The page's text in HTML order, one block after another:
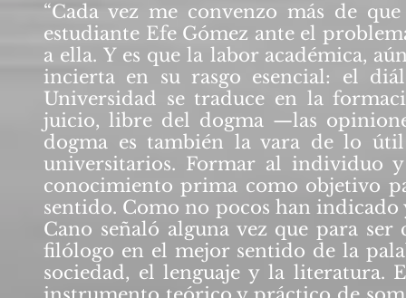
“Cada vez me convenzo más de
estudiante Efe Gómez ante el
a ella. Y es que la labor académica,
incierta en su rasgo esencial: el
Universidad se traduce en la
juicio, libre del dogma —las
dogma es también la vara de lo
universitarios. Formar al individuo
conocimiento prima como objetivo
sentido. Como no pocos han indicado
Cano señaló alguna vez que para
filólogo en el mejor sentido de la
sociedad, el lenguaje y la literatura.